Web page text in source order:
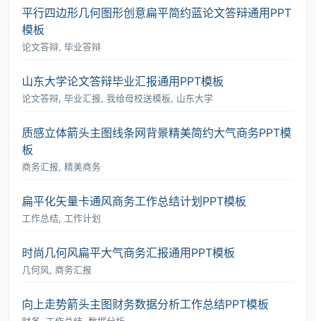
平行四边形几何图形创意扁平简约蓝论文答辩通用PPT
模板
论文答辩, 毕业答辩
山东大学论文答辩毕业汇报通用PPT模板
论文答辩, 毕业汇报, 我给母校送模板, 山东大学
质感立体箭头主图线条网背景精美简约大气商务PPT模
板
商务汇报, 精美商务
扁平化矢量卡通风商务工作总结计划PPT模板
工作总结, 工作计划
时尚几何风扁平大气商务汇报通用PPT模板
几何风, 商务汇报
向上走势箭头主图财务数据分析工作总结PPT模板